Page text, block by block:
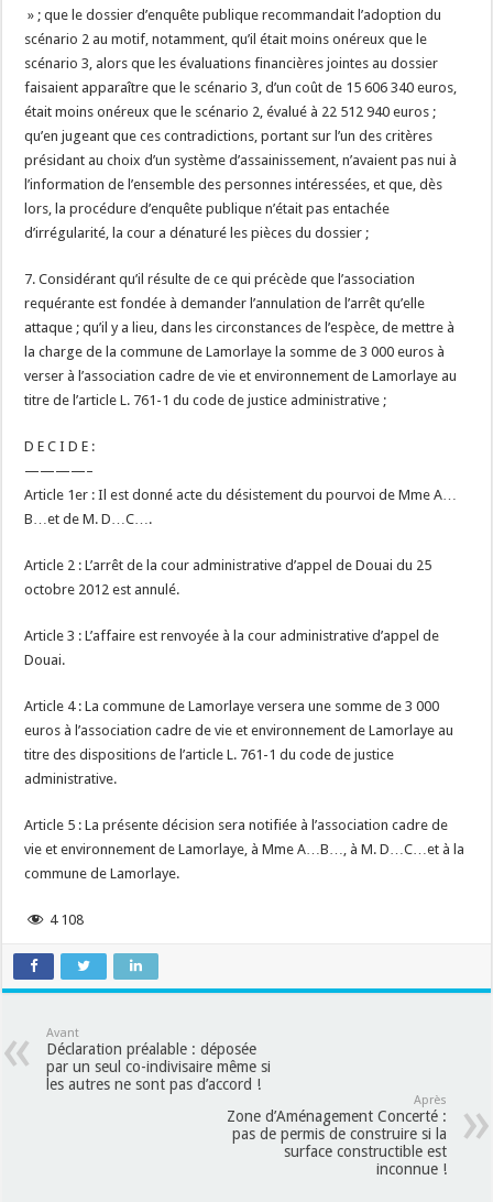
» ; que le dossier d’enquête publique recommandait l’adoption du
scénario 2 au motif, notamment, qu’il était moins onéreux que le
scénario 3, alors que les évaluations financières jointes au dossier
faisaient apparaître que le scénario 3, d’un coût de 15 606 340 euros,
était moins onéreux que le scénario 2, évalué à 22 512 940 euros ;
qu’en jugeant que ces contradictions, portant sur l’un des critères
présidant au choix d’un système d’assainissement, n’avaient pas nui à
l’information de l’ensemble des personnes intéressées, et que, dès
lors, la procédure d’enquête publique n’était pas entachée
d’irrégularité, la cour a dénaturé les pièces du dossier ;
7. Considérant qu’il résulte de ce qui précède que l’association
requérante est fondée à demander l’annulation de l’arrêt qu’elle
attaque ; qu’il y a lieu, dans les circonstances de l’espèce, de mettre à
la charge de la commune de Lamorlaye la somme de 3 000 euros à
verser à l’association cadre de vie et environnement de Lamorlaye au
titre de l’article L. 761-1 du code de justice administrative ;
D E C I D E :
————–
Article 1er : Il est donné acte du désistement du pourvoi de Mme A…
B…et de M. D…C….
Article 2 : L’arrêt de la cour administrative d’appel de Douai du 25
octobre 2012 est annulé.
Article 3 : L’affaire est renvoyée à la cour administrative d’appel de
Douai.
Article 4 : La commune de Lamorlaye versera une somme de 3 000
euros à l’association cadre de vie et environnement de Lamorlaye au
titre des dispositions de l’article L. 761-1 du code de justice
administrative.
Article 5 : La présente décision sera notifiée à l’association cadre de
vie et environnement de Lamorlaye, à Mme A…B…, à M. D…C…et à la
commune de Lamorlaye.
4 108
Avant
Déclaration préalable : déposée
par un seul co-indivisaire même si
les autres ne sont pas d’accord !
Après
Zone d’Aménagement Concerté :
pas de permis de construire si la
surface constructible est
inconnue !